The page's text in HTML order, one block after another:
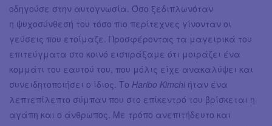
οδηγούσε στην αυτογνωσία. Όσο ξεδιπλωνόταν
η ψυχοσύνθεσή του τόσο πιο περίτεχνες γίνονταν οι
γεύσεις που ετοίμαζε. Προσφέροντας τα μαγειρικά του
επιτεύγματα στο κοινό εισπράξαμε ότι μοιράζει ένα
κομμάτι του εαυτού του, που μόλις είχε ανακαλύψει και
συνειδητοποιήσει ο ίδιος. Το Haribo Kimchiήταν ένα
λεπτεπίλεπτο σύμπαν που στο επίκεντρό του βρίσκεται η
αγάπη και ο άνθρωπος. Με τρόπο ανεπιτήδευτο και